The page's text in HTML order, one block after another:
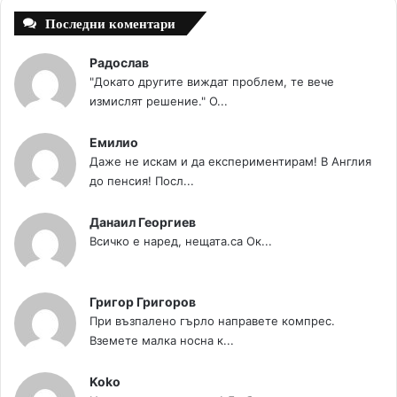
Последни коментари
Радослав
"Докато другите виждат проблем, те вече
измислят решение." О...
Емилио
Даже не искам и да експериментирам! В Англия
до пенсия! Посл...
Данаил Георгиев
Всичко е наред, нещата.са Ок...
Григор Григоров
При възпалено гърло направете компрес.
Вземете малка носна к...
Koko